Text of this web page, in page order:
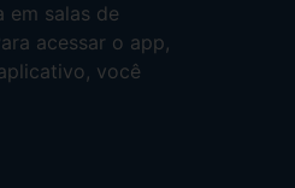
em salas de
acessar o app,
você